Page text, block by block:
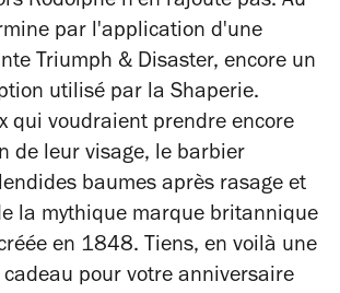
par l'application d'une
Triumph & Disaster, encore un
utilisé par la Shaperie.
qui voudraient prendre encore
de leur visage, le barbier
baumes après rasage et
la mythique marque britannique
en 1848. Tiens, en voilà une
cadeau pour votre anniversaire